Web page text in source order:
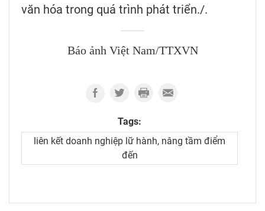
văn hóa trong quá trình phát triển./.
Báo ảnh Việt Nam/TTXVN
Tags:
liên kết doanh nghiệp lữ hành, nâng tầm điểm
đến